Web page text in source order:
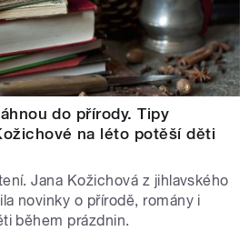
do přírody. Tipy
na léto potěší děti
Jana Kožichová z jihlavského
novinky o přírodě, romány i
během prázdnin.